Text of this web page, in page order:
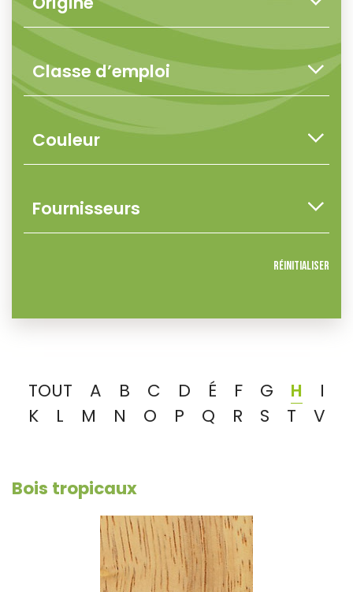
Réinitialiser
TOUT A B C D É F G H
I
K
L M N O P Q R S T V
Bois tropicaux